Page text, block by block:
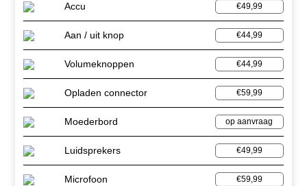
Accu €49,99
Aan / uit knop €44,99
Volumeknoppen €44,99
Opladen connector €59,99
Moederbord op aanvraag
Luidsprekers €49,99
Microfoon €59,99